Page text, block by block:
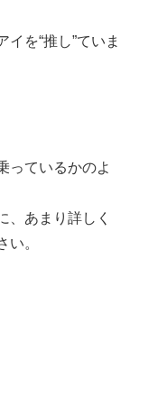
を“推し”ていま
っているかのよ
、あまり詳しく
。